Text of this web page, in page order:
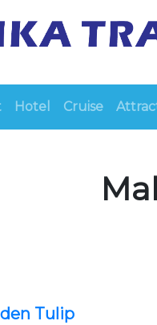
Hotel Cruise
Tulip